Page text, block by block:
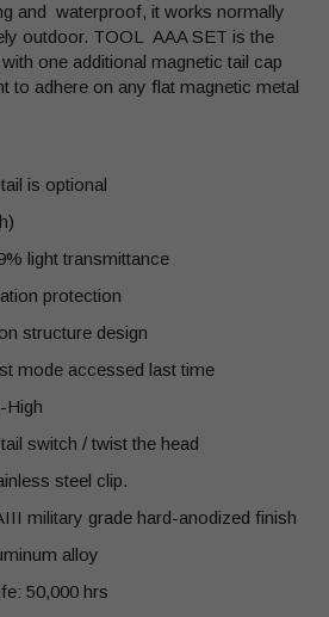
and waterproof, it works normally
outdoor. TOOL AAA SET is the
one additional magnetic tail cap
to adhere on any flat magnetic metal
is optional
light transmittance
protection
structure design
mode accessed last time
High
switch / twist the head
steel clip.
military grade hard-anodized finish
alloy
50,000 hrs